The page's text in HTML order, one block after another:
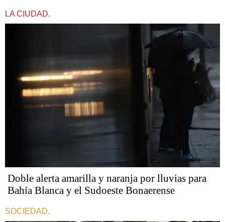
LA CIUDAD.
Doble alerta amarilla y naranja por lluvias para
Bahía Blanca y el Sudoeste Bonaerense
SOCIEDAD.